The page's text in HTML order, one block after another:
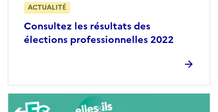
Consultez les résultats des
élections professionnelles 2022
ACTUALITÉ